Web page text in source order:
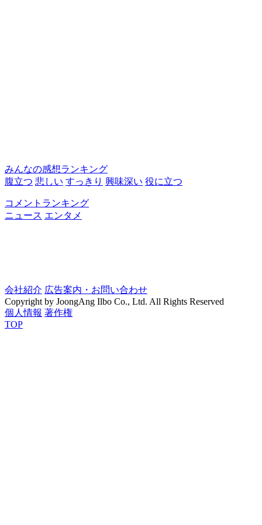
みんなの感想ランキング
腹立つ 悲しい すっきり 興味深い 役に立つ
コメントランキング
ニュース エンタメ
会社紹介 広告案内・お問い合わせ
Copyright by JoongAng Ilbo Co., Ltd. All Rights Reserved
個人情報 著作権
TOP